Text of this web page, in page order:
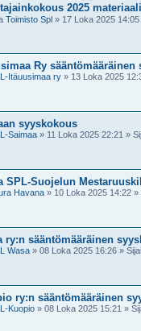
2025 materiaali
Toimisto Spl » 17 Loka 2025 14:05
Ry sääntömääräinen
Itäuusimaa ry » 13 Loka 2025
syyskokous
Saimaa » 11 Loka 2025 22:21 »
SPL-Suojelun
Havana » 10 Loka 2025 14:22 »
ry:n sääntömääräinen
Wasa » 08 Loka 2025 16:26 »
ry:n sääntömääräinen
Kuopio » 08 Loka 2025 15:21 »